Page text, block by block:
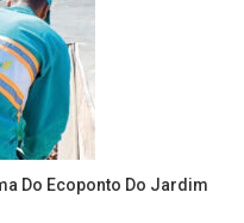
Do Ecoponto Do Jardim